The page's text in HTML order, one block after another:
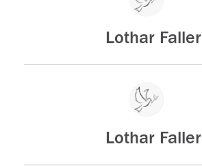
Lothar Faller
Lothar Faller